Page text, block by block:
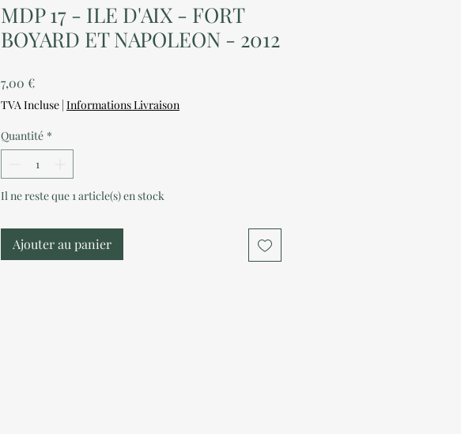
MDP 17 - ILE D'AIX - FORT
BOYARD ET NAPOLEON - 2012
7,00 €Prix
TVA Incluse | Informations Livraison
Quantité *
Il ne reste que 1 article(s) en stock
Ajouter au panier